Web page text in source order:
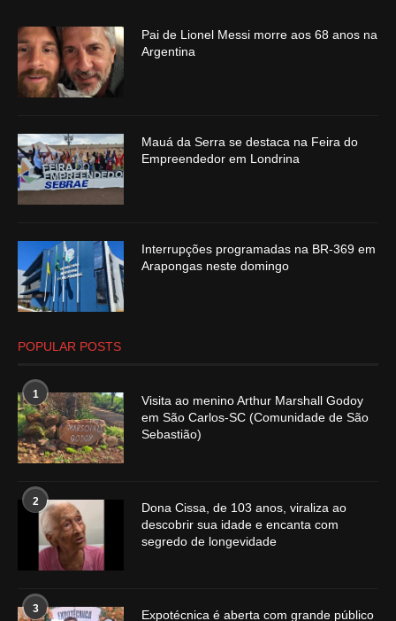
Pai de Lionel Messi morre aos 68 anos na
Argentina
Mauá da Serra se destaca na Feira do
Empreendedor em Londrina
Interrupções programadas na BR-369 em
Arapongas neste domingo
POPULAR POSTS
1
Visita ao menino Arthur Marshall Godoy
em São Carlos-SC (Comunidade de São
Sebastião)
2
Dona Cissa, de 103 anos, viraliza ao
descobrir sua idade e encanta com
segredo de longevidade
3
Expotécnica é aberta com grande público